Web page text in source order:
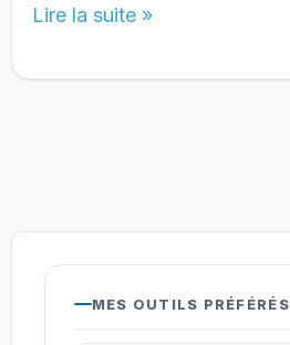
Optimiser
profil
Lire la suite »
MES OUTILS PRÉFÉRÉS